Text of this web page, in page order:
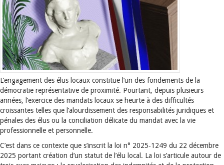
L’engagement des élus locaux constitue l’un des fondements de la
démocratie représentative de proximité. Pourtant, depuis plusieurs
années, l’exercice des mandats locaux se heurte à des difficultés
croissantes telles que l’alourdissement des responsabilités juridiques et
pénales des élus ou la conciliation délicate du mandat avec la vie
professionnelle et personnelle.
C’est dans ce contexte que s’inscrit la loi n° 2025‑1249 du 22 décembre
2025 portant création d’un statut de l’élu local. La loi s’articule autour de